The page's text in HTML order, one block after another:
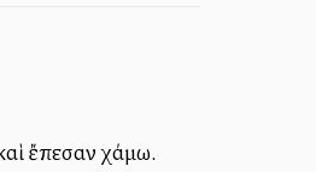
ἔπεσαν χάμω.